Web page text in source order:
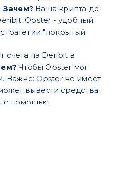
Зачем? Ваша крипта де-
Opster - удобный
"покрытый
счета на Deribit в
Чтобы Opster мог
Важно: Opster не имеет
вывести средства
с помощью